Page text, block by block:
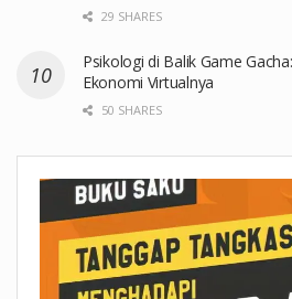
29 SHARES
Psikologi di Balik Game
Ekonomi Virtualnya
50 SHARES